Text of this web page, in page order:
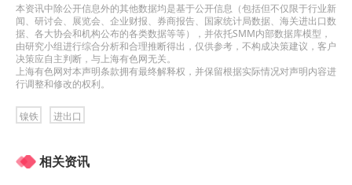
本资讯中除公开信息外的其他数据均是基于公开信息（包括但不仅限于行业新
闻、研讨会、展览会、企业财报、券商报告、国家统计局数据、海关进出口数
据、各大协会和机构公布的各类数据等等），并依托SMM内部数据库模型，
由研究小组进行综合分析和合理推断得出，仅供参考，不构成决策建议，客户
决策应自主判断，与上海有色网无关。
上海有色网对本声明条款拥有最终解释权，并保留根据实际情况对声明内容进
行调整和修改的权利。
镍铁 进出口
相关资讯